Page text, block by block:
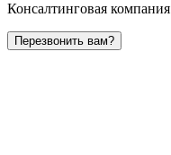
Консалтинговая компания
Перезвонить вам?